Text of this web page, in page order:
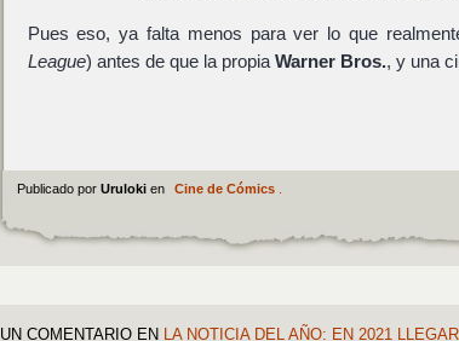
Pues eso, ya falta menos para ver lo que
League) antes de que la propiaWarner Bros., y una
Publicado por Uruloki en Cine de Cómics.
UN COMENTARIO EN LA NOTICIA DEL AÑO: EN 2021